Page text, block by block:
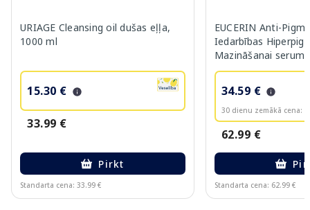
URIAGE Cleansing oil dušas eļļa,
1000 ml
15.30 €
33.99 €
Pirkt
Standarta cena: 33.99 €
EUCERIN Anti-
Iedarbības
Mazināšanai
34.59 €
30 dienu zemākā cena:
62.99 €
Standarta cena: 62.99 €